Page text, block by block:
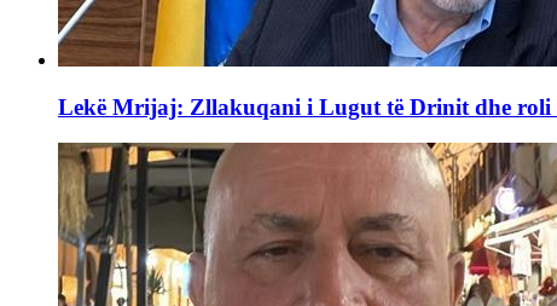
Lekë Mrijaj: Zllakuqani i Lugut të Drinit dhe roli